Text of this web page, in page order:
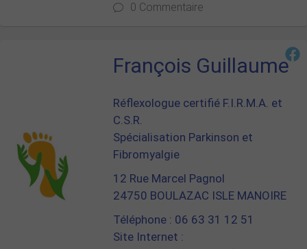
0 Commentaire
François Guillaume
Réflexologue certifié F.I.R.M.A. et
C.S.R.
Spécialisation Parkinson et
Fibromyalgie
12 Rue Marcel Pagnol
24750 BOULAZAC ISLE MANOIRE
Téléphone : 06 63 31 12 51
Site Internet :